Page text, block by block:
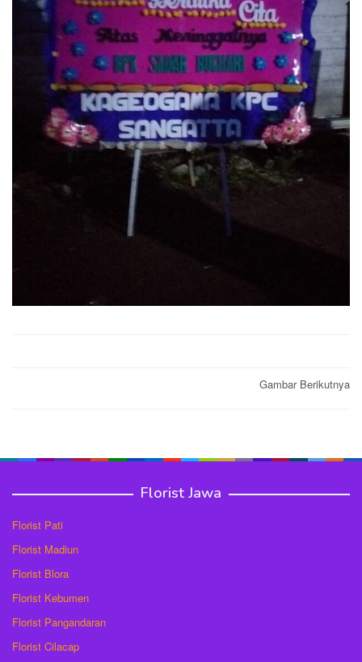
Gambar Berikutnya
Florist Jawa
Florist Pati
Florist Madiun
Florist Blora
Florist Kebumen
Florist Pangandaran
Florist Cilacap